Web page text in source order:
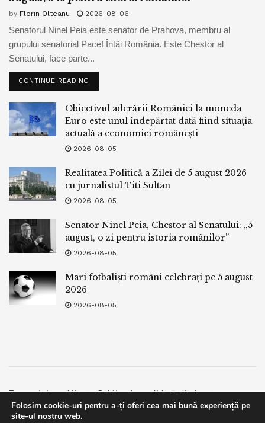
by Florin Olteanu 2026-08-06
Senatorul Ninel Peia este senator de Prahova, membru al
grupului senatorial Pace! Întâi România. Este Chestor al
Senatului, face parte...
CONTINUE READING
Obiectivul aderării României la moneda
Euro este unul îndepărtat dată fiind situația
actuală a economiei românești
2026-08-05
Realitatea Politică a Zilei de 5 august 2026
cu jurnalistul Titi Sultan
2026-08-05
Senator Ninel Peia, Chestor al Senatului: „5
august, o zi pentru istoria românilor”
2026-08-05
Mari fotbaliști români celebrați pe 5 august
2026
2026-08-05
Termeni si conditii
Politica de confidentialitate
Facebook
Contact
Folosim cookie-uri pentru a-ți oferi cea mai bună experiență pe
site-ul nostru web.